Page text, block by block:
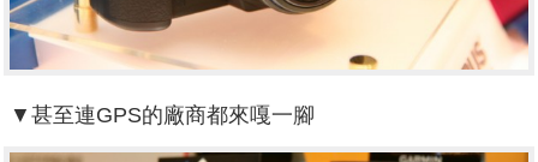
▼甚至連GPS的廠商都來嘎一腳